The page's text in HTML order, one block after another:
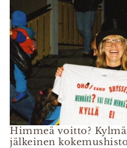
Himmeä voitto?
jälkeinen